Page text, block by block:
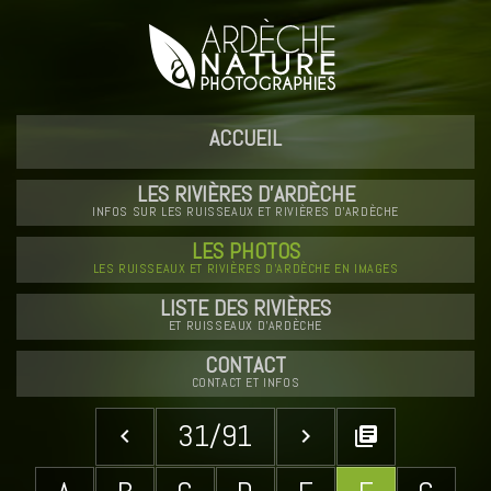
ACCUEIL
LES RIVIÈRES D'ARDÈCHE
INFOS SUR LES RUISSEAUX ET RIVIÈRES D'ARDÈCHE
LES PHOTOS
LES RUISSEAUX ET RIVIÈRES D'ARDÈCHE EN IMAGES
LISTE DES RIVIÈRES
ET RUISSEAUX D'ARDÈCHE
CONTACT
CONTACT ET INFOS
keyboard_arrow_left 31/91 keyboard_arrow_right library_books